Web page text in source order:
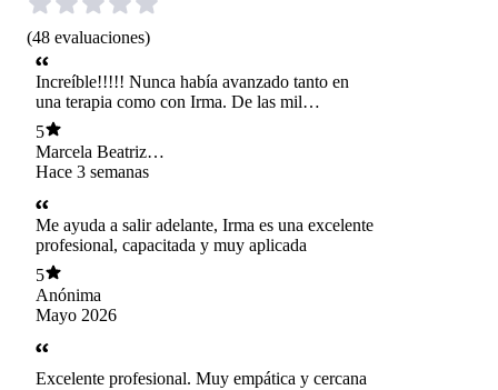
(48 evaluaciones)
Increíble!!!!! Nunca había avanzado tanto en
una terapia como con Irma. De las mil
psicólogas que he visto, la mejor!!!! No la
cambio y la recmiendo!
5
Marcela Beatriz
Jacome Gonzalez
Hace 3 semanas
Me ayuda a salir adelante, Irma es una excelente
profesional, capacitada y muy aplicada
5
Anónima
Mayo 2026
Excelente profesional. Muy empática y cercana